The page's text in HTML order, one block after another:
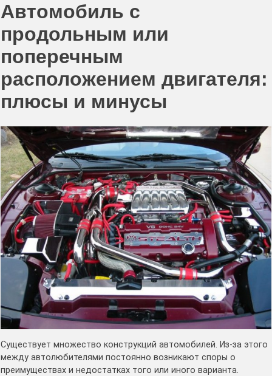
Автомобиль с
продольным или
поперечным
расположением двигателя:
плюсы и минусы
Существует множество конструкций автомобилей. Из-за этого
между автолюбителями постоянно возникают споры о
преимуществах и недостатках того или иного варианта.